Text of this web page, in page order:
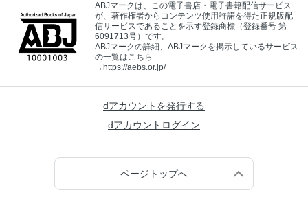
ABJマークは、この電子書店・電子書籍配信サービス
が、著作権者からコンテンツ使用許諾を得た正規版配
信サービスであることを示す登録商標（登録番号 第
6091713号）です。
ABJマークの詳細、ABJマークを掲示しているサービス
の一覧はこちら
→ https://aebs.or.jp/
dアカウントを発行する
dアカウントログイン
ページトップへ